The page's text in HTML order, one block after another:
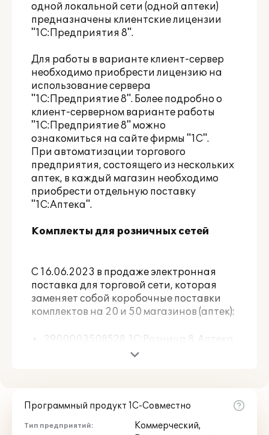
одной локальной сети (одной аптеки)
предназначены клиентские лицензии
"1С:Предприятия 8".
Для работы в варианте клиент-сервер
необходимо приобрести лицензию на
использование сервера
"1С:Предприятие 8". Более подробно о
клиент-серверном варианте работы
"1С:Предприятие 8" можно
ознакомиться на сайте фирмы "1С".
При автоматизации торгового
предприятия, состоящего из нескольких
аптек, в каждый магазин необходимо
приобрести отдельную поставку
"1С:Аптека".
Комплекты для розничных сетей
С 16.06.2023 в продаже электронная
поставка для торговой сети, которая
заменяет собой коробочные поставки
комплектов на 20 и 50 магазинов (аптек):
2900003508528 1С:Розница 8. Аптека.
Электронная поставка для торговой
Продукт включает в себя:
Программный продукт 1С-Совместно
Тип предприятий:
Коммерческий,